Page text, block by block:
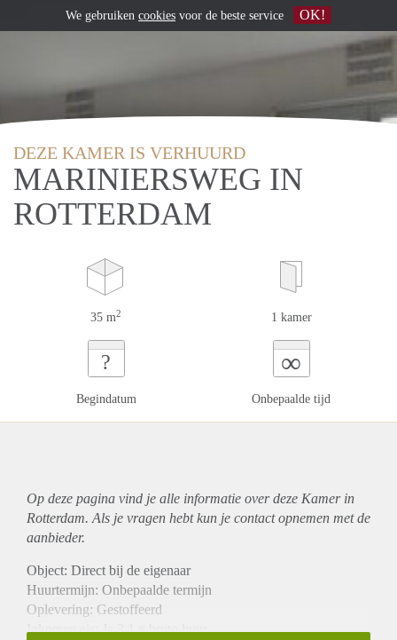
DEZE KAMER IS VERHUURD
MARINIERSWEG IN
ROTTERDAM
35 m2 1 kamer
?
Begindatum
∞
Onbepaalde tijd
Op deze pagina vind je alle informatie over deze Kamer in
Rotterdam. Als je vragen hebt kun je contact opnemen met de
aanbieder.
Object: Direct bij de eigenaar
Huurtermijn: Onbepaalde termijn
Oplevering: Gestoffeerd
Inkomen eis: Ja 3,1 x bruto huur
We gebruiken cookies voor de beste service OK!